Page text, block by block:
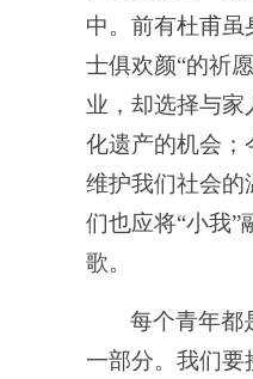
中。前有杜甫虽
士俱欢颜“的祈
业，却选择与
化遗产的机会；
维护我们社会的
们也应将“小我”
歌。
每个青年都
一部分。我们要